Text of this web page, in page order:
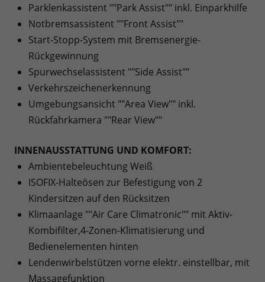
Parklenkassistent ""Park Assist"" inkl. Einparkhilfe
Notbremsassistent ""Front Assist""
Start-Stopp-System mit Bremsenergie-
Rückgewinnung
Spurwechselassistent ""Side Assist""
Verkehrszeichenerkennung
Umgebungsansicht ""Area View"" inkl.
Rückfahrkamera ""Rear View""
INNENAUSSTATTUNG UND KOMFORT:
Ambientebeleuchtung Weiß
ISOFIX-Halteösen zur Befestigung von 2
Kindersitzen auf den Rücksitzen
Klimaanlage ""Air Care Climatronic"" mit Aktiv-
Kombifilter,4-Zonen-Klimatisierung und
Bedienelementen hinten
Lendenwirbelstützen vorne elektr. einstellbar, mit
Massagefunktion